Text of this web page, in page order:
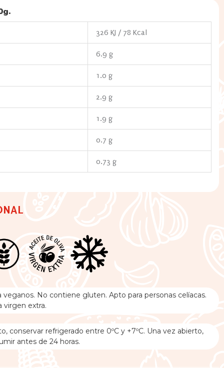
326 KJ / 78 Kcal
6.9 g
1.0 g
2.9 g
1.9 g
0.7 g
0.73 g
No contiene gluten. Apto para personas celíacas.
virgen extra.
conservar refrigerado entre 0ºC y +7ºC. Una vez abierto,
antes de 24 horas.